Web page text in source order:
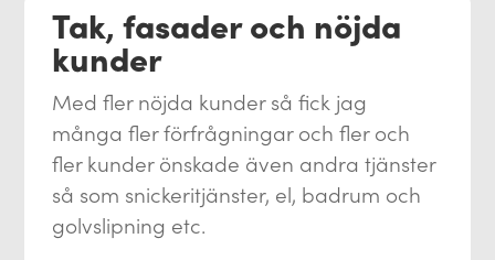
Tak, fasader och nöjda
kunder
Med fler nöjda kunder så fick jag
många fler förfrågningar och fler och
fler kunder önskade även andra tjänster
så som snickeritjänster, el, badrum och
golvslipning etc.